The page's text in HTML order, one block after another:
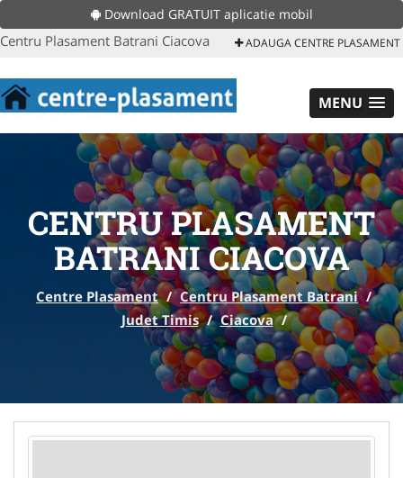
Download GRATUIT aplicatie mobil
Centru Plasament Batrani Ciacova ADAUGA CENTRE PLASAMENT
MENU
CENTRU PLASAMENT
BATRANI CIACOVA
Centre Plasament / Centru Plasament Batrani /
Judet Timis / Ciacova /